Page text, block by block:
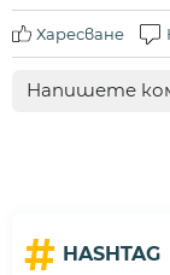
Харесване
# HASHTAG